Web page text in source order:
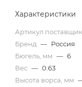
Характеристики
Артикул
Бренд — Россия
Бюгель, мм — 6
Вес — 0.63
Высота ворса, мм